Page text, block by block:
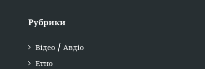
Рубрики
Відео / Авдіо
Етно